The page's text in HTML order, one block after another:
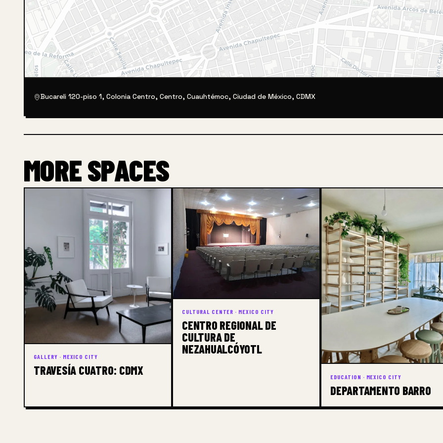
Bucareli 120-piso 1, Colonia Centro, Centro, Cuauhtémoc, Ciudad de México, CDMX
MORE SPACES
GALLERY · MEXICO CITY
TRAVESÍA CUATRO: CDMX
CULTURAL CENTER · MEXICO CITY
CENTRO REGIONAL DE
CULTURA DE
NEZAHUALCÓYOTL
EDUCATION · MEXICO CITY
DEPARTAMENTO BARRO